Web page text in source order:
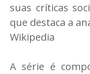
suas críticas
que destaca a
Wikipedia
A série é